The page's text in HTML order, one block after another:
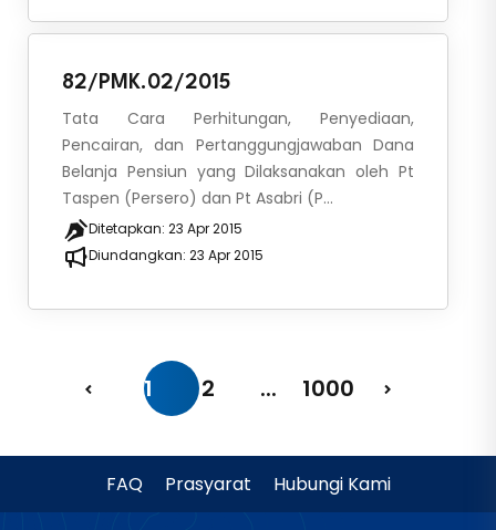
82/PMK.02/2015
Tata Cara Perhitungan, Penyediaan,
Pencairan, dan Pertanggungjawaban Dana
Belanja Pensiun yang Dilaksanakan oleh Pt
Taspen (Persero) dan Pt Asabri (P...
Ditetapkan: 23 Apr 2015
Diundangkan: 23 Apr 2015
1 2 ... 1000
FAQ Prasyarat Hubungi Kami